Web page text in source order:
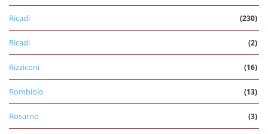
Ricadi (230)
Ricadi (2)
Rizziconi (16)
Rombiolo (13)
Rosarno (3)